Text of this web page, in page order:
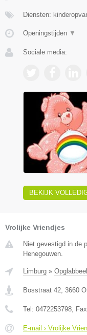
Diensten:
Openingstijden ▼
Sociale media:
BEKIJK
Vrolijke Vriendjes
Niet gevestigd in de
Henegouwen.
Limburg »
Bosstraat 42 3660
Tel: 0472253798 ,
E-mail › Vrolijke